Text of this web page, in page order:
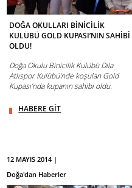
DOĞA OKULLARI BİNİCİLİK
KULÜBÜ GOLD KUPASI’NIN SAHİBİ
OLDU!
Doğa Okulu Binicilik Kulübü Dila
Atlıspor Kulübü'nde koşulan Gold
Kupası’nda kupanın sahibi oldu.
HABERE GİT
12 MAYIS 2014 |
Doğa'dan Haberler